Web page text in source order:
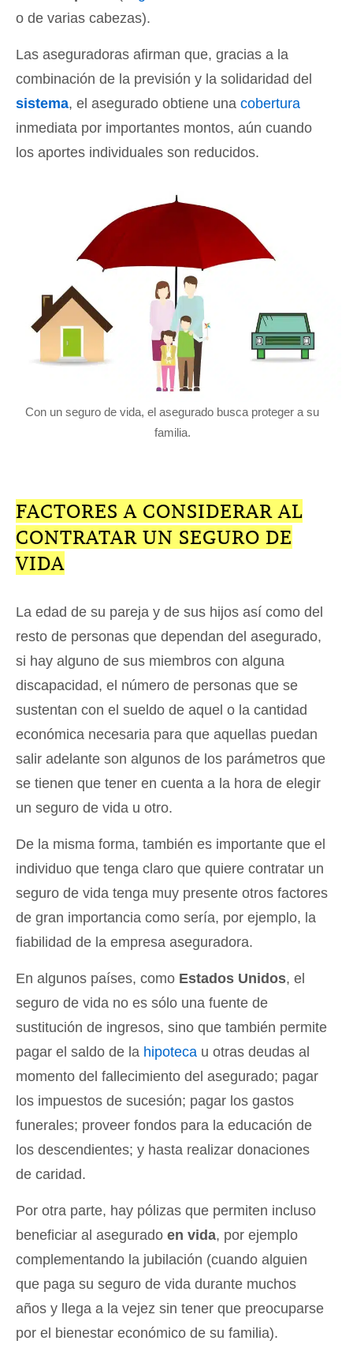
o de varias cabezas).
Las aseguradoras afirman que, gracias a la
combinación de la previsión y la solidaridad del
sistema, el asegurado obtiene una cobertura
inmediata por importantes montos, aún cuando
los aportes individuales son reducidos.
Con un seguro de vida, el asegurado busca proteger a su
familia.
FACTORES A CONSIDERAR AL
CONTRATAR UN SEGURO DE
VIDA
La edad de su pareja y de sus hijos así como del
resto de personas que dependan del asegurado,
si hay alguno de sus miembros con alguna
discapacidad, el número de personas que se
sustentan con el sueldo de aquel o la cantidad
económica necesaria para que aquellas puedan
salir adelante son algunos de los parámetros que
se tienen que tener en cuenta a la hora de elegir
un seguro de vida u otro.
De la misma forma, también es importante que el
individuo que tenga claro que quiere contratar un
seguro de vida tenga muy presente otros factores
de gran importancia como sería, por ejemplo, la
fiabilidad de la empresa aseguradora.
En algunos países, como Estados Unidos, el
seguro de vida no es sólo una fuente de
sustitución de ingresos, sino que también permite
pagar el saldo de la hipoteca u otras deudas al
momento del fallecimiento del asegurado; pagar
los impuestos de sucesión; pagar los gastos
funerales; proveer fondos para la educación de
los descendientes; y hasta realizar donaciones
de caridad.
Por otra parte, hay pólizas que permiten incluso
beneficiar al asegurado en vida, por ejemplo
complementando la jubilación (cuando alguien
que paga su seguro de vida durante muchos
años y llega a la vejez sin tener que preocuparse
por el bienestar económico de su familia).